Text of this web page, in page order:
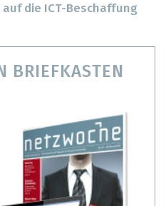
die ICT-Beschaffung
BRIEFKASTEN